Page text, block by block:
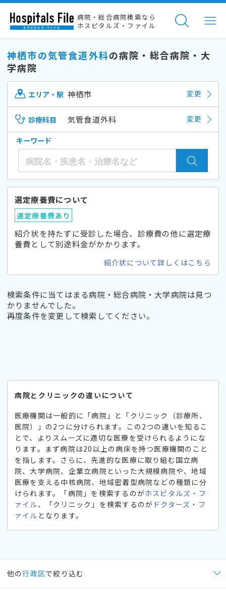
病院・総合病院検索なら
ホスピタルズ・ファイル
神栖市の気管食道外科の病院・総合病院・大
学病院
エリア・駅 神栖市 変更
診療科目 気管食道外科 変更
キーワード
選定療養費について
選定療養費あり
紹介状を持たずに受診した場合、診療費の他に選定療
養費として別途料金がかかります。
紹介状について詳しくはこちら
検索条件に当てはまる病院・総合病院・大学病院は見つ
かりませんでした。
再度条件を変更して検索してください。
病院とクリニックの違いについて
医療機関は一般的に「病院」と「クリニック（診療所、
医院）」の2つに分けられます。この2つの違いを知るこ
とで、よりスムーズに適切な医療を受けられるようにな
ります。まず病院は20以上の病床を持つ医療機関のこと
を指します。さらに、先進的な医療に取り組む国立病
院、大学病院、企業立病院といった大規模病院や、地域
医療を支える中核病院、地域密着型病院などの種類に分
けられます。「病院」を検索するのがホスピタルズ・フ
ァイル、「クリニック」を検索するのが ドクターズ・フ
ァイル となります。
他の行政区で絞り込む